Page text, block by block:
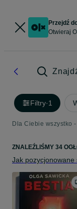
Przejdź
Otwieraj
Filtry·1
Dla Ciebie wszystko
ZNALEŹLIŚMY 34
Jak pozycjonowane